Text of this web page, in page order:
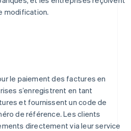
modification.
le paiement des factures en
s’enregistrent en tant
et fournissent un code de
de référence. Les clients
directement via leur service